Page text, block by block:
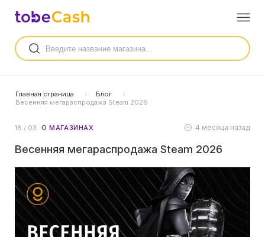
Главная страница
Блог
Весенняя мегараспродажа Steam 2026
18 / 03 О МАГАЗИНАХ 4 месяца назад
Весенняя мегараспродажа Steam 2026